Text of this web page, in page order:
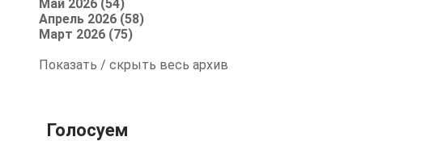
Май 2026 (54)
Апрель 2026 (58)
Март 2026 (75)
Показать / скрыть весь архив
Голосуем